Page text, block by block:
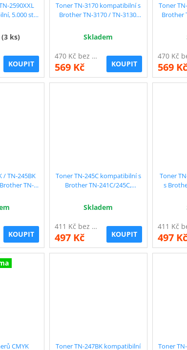
2590XXL
5.000 str.
(3 ks)
KOUPIT
Toner TN-3170 kompatibilní s
Brother TN-3170 / TN-3130,
Skladem
470 Kč bez DPH
569 Kč KOUPIT
Toner
Brother
569
/ TN-245BK
TN-
KOUPIT
Toner TN-245C kompatibilní s
Brother TN-241C/245C,
Skladem
411 Kč bez DPH
497 Kč KOUPIT
Toner
s
497
CMYK
Toner TN-247BK kompatibilní
Toner